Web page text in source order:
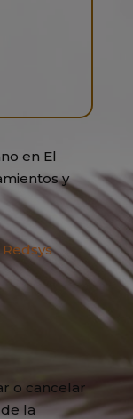
en El
y
o cancelar
la